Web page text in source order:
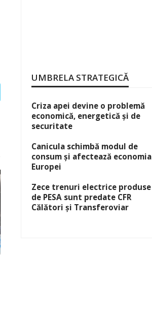
UMBRELA STRATEGICĂ
Criza apei devine o problemă
economică, energetică și de
securitate
Canicula schimbă modul de
consum și afectează economia
Europei
Zece trenuri electrice produse
de PESA sunt predate CFR
Călători și Transferoviar